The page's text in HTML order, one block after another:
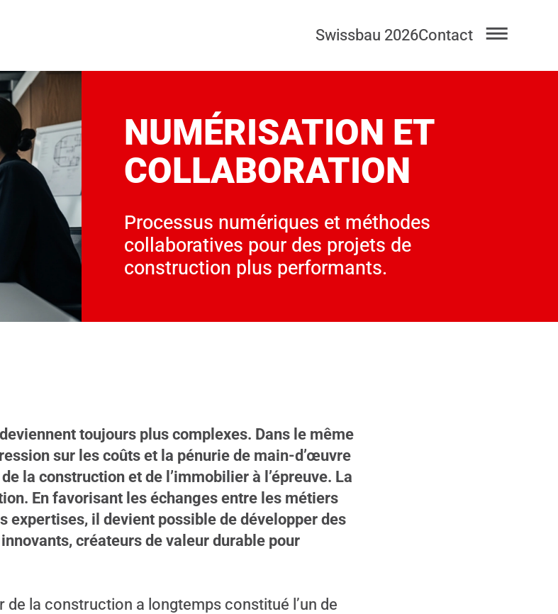
Swissbau 2026Contact
NUMÉRISATION ET
COLLABORATION
Processus numériques et méthodes
collaboratives pour des projets de
construction plus performants.
toujours plus complexes. Dans le même
sur les coûts et la pénurie de main-d’œuvre
la construction et de l’immobilier à l’épreuve. La
En favorisant les échanges entre les métiers
expertises, il devient possible de développer des
créateurs de valeur durable pour
la construction a longtemps constitué l’un de